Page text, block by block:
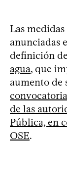
Las
anunciadas
definición de
agua, que
aumento de
de las
Pública, en
OSE.